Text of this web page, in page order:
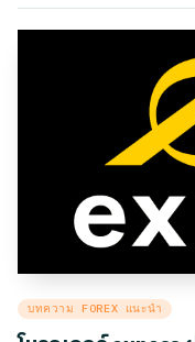
Posted
in
บทความ FOREX แนะนำ